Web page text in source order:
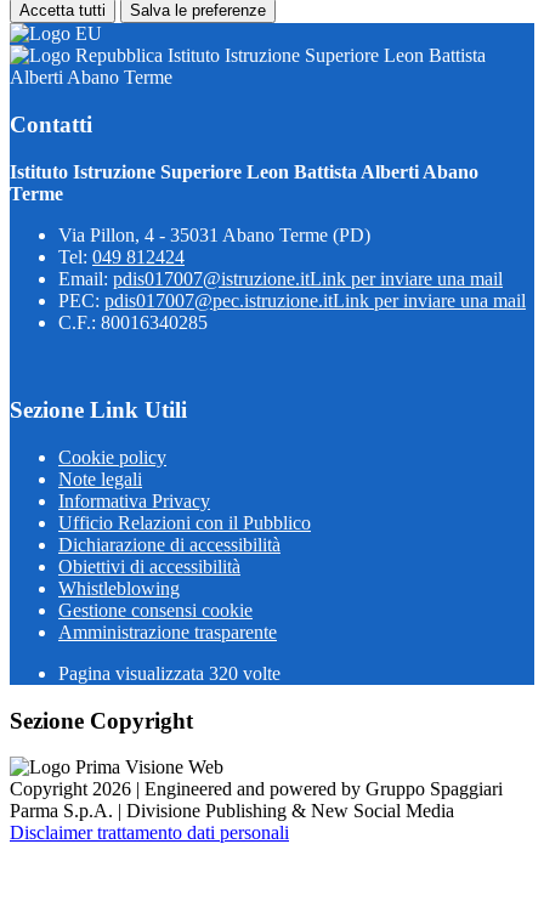
Accetta tutti Salva le preferenze
Istituto Istruzione Superiore Leon Battista
Alberti Abano Terme
Contatti
Istituto Istruzione Superiore Leon Battista Alberti Abano
Terme
Via Pillon, 4 - 35031 Abano Terme (PD)
Tel: 049 812424
Email: pdis017007@istruzione.itLink per inviare una mail
PEC: pdis017007@pec.istruzione.itLink per inviare una mail
C.F.: 80016340285
Sezione Link Utili
Cookie policy
Note legali
Informativa Privacy
Ufficio Relazioni con il Pubblico
Dichiarazione di accessibilità
Obiettivi di accessibilità
Whistleblowing
Gestione consensi cookie
Amministrazione trasparente
Pagina visualizzata 320 volte
Sezione Copyright
Copyright 2026 | Engineered and powered by Gruppo Spaggiari
Parma S.p.A. | Divisione Publishing & New Social Media
Disclaimer trattamento dati personali